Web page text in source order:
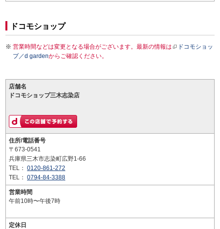
ドコモショップ
営業時間などは変更となる場合がございます。最新の情報は
ドコモショッ
プ／d gardenからご確認ください。
店舗名
ドコモショップ三木志染店
住所/電話番号
〒673-0541
兵庫県三木市志染町広野1-66
TEL： 0120-861-272
TEL： 0794-84-3388
営業時間
午前10時〜午後7時
定休日